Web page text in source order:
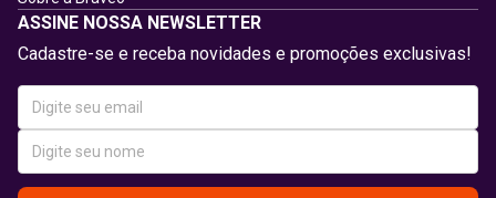
ASSINE NOSSA NEWSLETTER
Cadastre-se e receba novidades e promoções exclusivas!